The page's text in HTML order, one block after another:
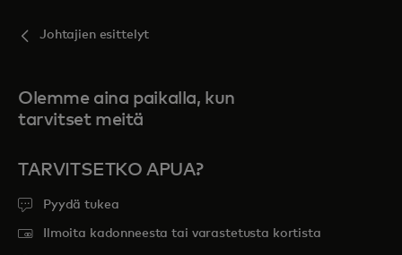
Johtajien esittelyt
Olemme aina paikalla, kun
tarvitset meitä
TARVITSETKO APUA?
Pyydä tukea
Ilmoita kadonneesta tai varastetusta kortista